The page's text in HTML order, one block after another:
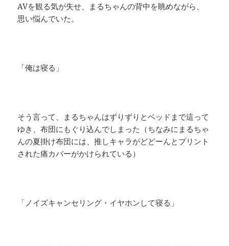
AVを観る気が失せ、まるちゃんの背中を眺めながら、
思い悩んでいた。
「俺は寝る」
そう言って、まるちゃんはずりずりとベッドまで這って
ゆき、布団にもぐり込んでしまった（ちなみにまるちゃ
んの夏掛け布団には、推しキャラがどどーんとプリント
された痛カバーがかけられている）
「ノイズキャンセリング・イヤホンして寝る」